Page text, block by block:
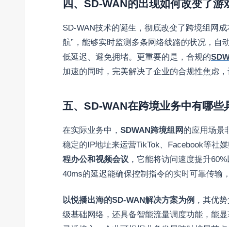
四、SD-WAN的出现如何改变了游
SD-WAN技术的诞生，彻底改变了跨境组网
航”，能够实时监测多条网络线路的状况，自
低延迟、避免拥堵。更重要的是，合规的
加速的同时，完美解决了企业的合规性焦虑
五、SD-WAN在跨境业务中有哪些
在实际业务中， SDWAN跨境组网 的应用场景
稳定的IP地址来运营TikTok、Facebook等社
程办公和视频会议 ，它能将访问速度提升
40ms的延迟能确保控制指令的实时可靠传输
以悦播出海的SD-WAN解决方案为例 ，其优
级基础网络，还具备智能流量调度功能，能